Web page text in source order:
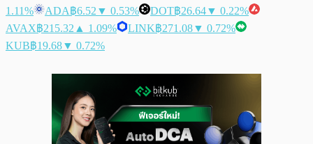
1.11%
ADA฿6.52 ▼ 0.53% DOT฿26.64▼ 0.22%
AVAX฿215.32 ▲ 1.09% LINK฿271.08▼ 0.72%
KUB฿19.68▼ 0.72%